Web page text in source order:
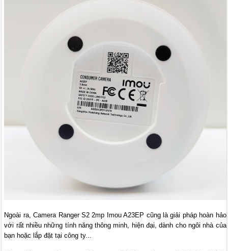
Ngoài ra, Camera Ranger S2 2mp Imou A23EP cũng là giải pháp hoàn hảo
với rất nhiều những tính năng thông minh, hiện đại, dành cho ngôi nhà của
bạn hoặc lắp đặt tại công ty...